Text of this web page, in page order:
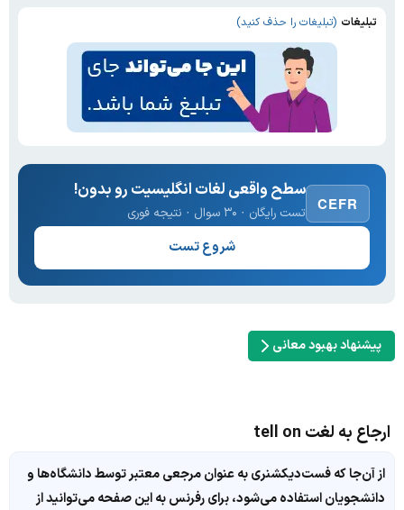
تبلیغات (تبلیغات را حذف کنید)
CEFR
سطح واقعی لغات انگلیسیت رو بدون!
تست رایگان · ۳۰ سوال · نتیجه فوری
شروع تست
پیشنهاد بهبود معانی
ارجاع به لغت tell on
از آن‌جا که فست‌دیکشنری به عنوان مرجعی معتبر توسط دانشگاه‌ها و
دانشجویان استفاده می‌شود، برای رفرنس به این صفحه می‌توانید از